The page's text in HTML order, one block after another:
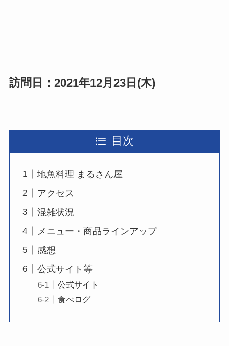
訪問日：2021年12月23日(木)
目次
地魚料理 まるさん屋
アクセス
混雑状況
メニュー・商品ラインアップ
感想
公式サイト等
公式サイト
食べログ